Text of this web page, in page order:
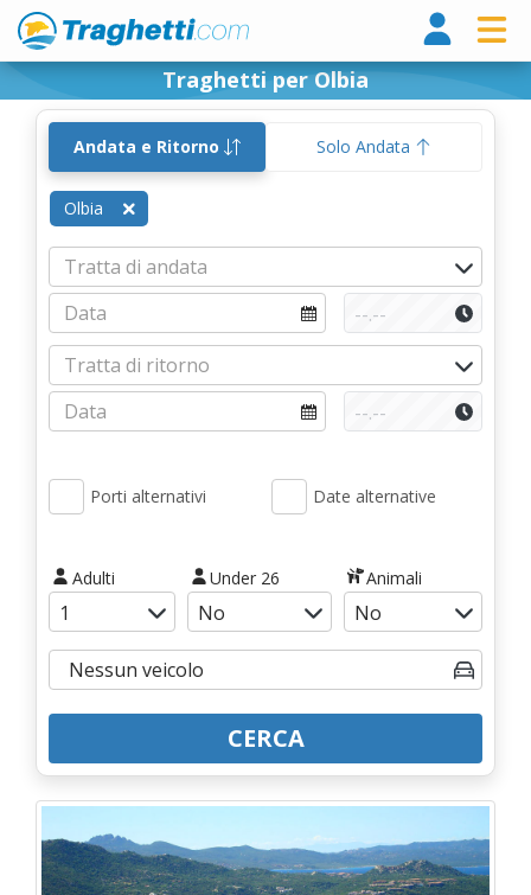
Traghetti per Olbia
Andata e Ritorno Solo Andata
Olbia
Porti alternativi Date alternative
Adulti Under 26 Animali
CERCA